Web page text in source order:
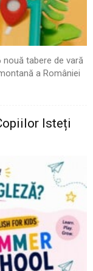
nouă tabere de vară
a României
Isteți